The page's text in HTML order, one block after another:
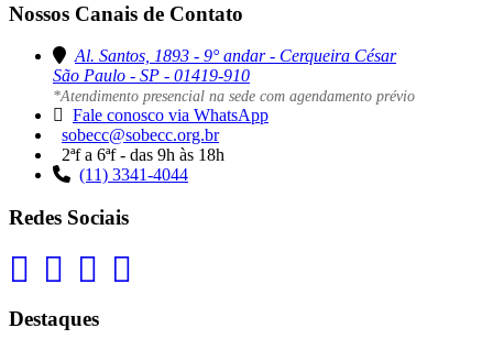
Nossos Canais de Contato
Al. Santos, 1893 - 9° andar - Cerqueira César
São Paulo - SP - 01419-910
*Atendimento presencial na sede com agendamento prévio
Fale conosco via WhatsApp
sobecc@sobecc.org.br
2ªf a 6ªf - das 9h às 18h
(11) 3341-4044
Redes Sociais
Destaques